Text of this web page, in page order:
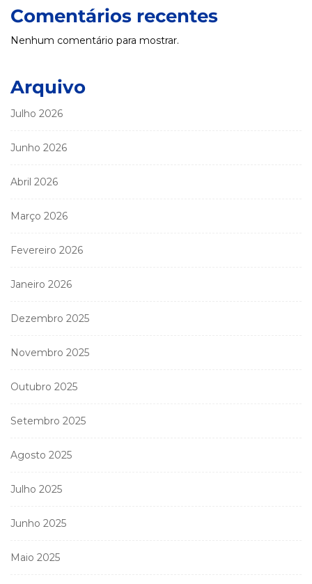
Comentários recentes
Nenhum comentário para mostrar.
Arquivo
Julho 2026
Junho 2026
Abril 2026
Março 2026
Fevereiro 2026
Janeiro 2026
Dezembro 2025
Novembro 2025
Outubro 2025
Setembro 2025
Agosto 2025
Julho 2025
Junho 2025
Maio 2025